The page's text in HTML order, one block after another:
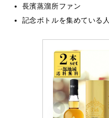
長濱蒸溜所ファン
記念ボトルを集めている人